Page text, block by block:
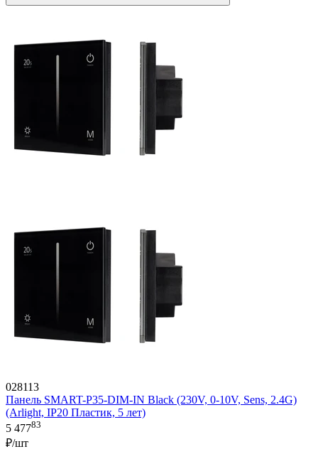
028113
Панель SMART-P35-DIM-IN Black (230V, 0-10V, Sens, 2.4G)
(Arlight, IP20 Пластик, 5 лет)
5 47783
₽/шт